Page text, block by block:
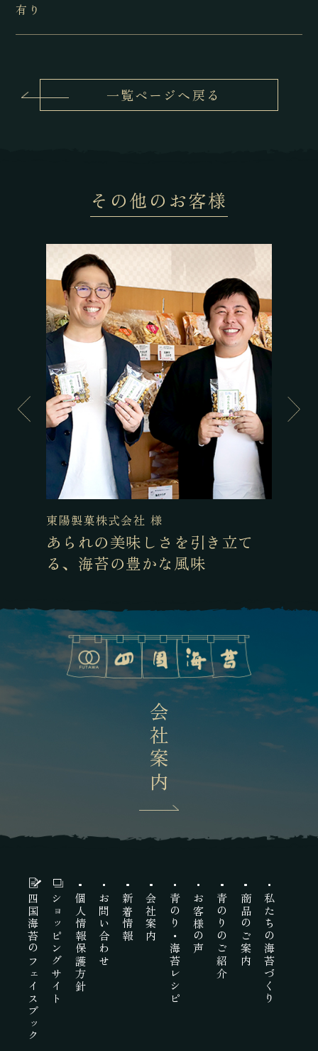
有り
一覧ページへ戻る
その他のお客様
東陽製菓株式会社 様
あられの美味しさを引き立て
る、海苔の豊かな風味
会社案内
私たちの海苔づくり
商品のご案内
青のりのご紹介
お客様の声
青のり・海苔レシピ
会社案内
新着情報
お問い合わせ
個人情報保護方針
ショッピングサイト
四国海苔のフェイスブック